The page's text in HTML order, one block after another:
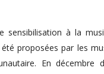
à la
proposées par les
En décembre